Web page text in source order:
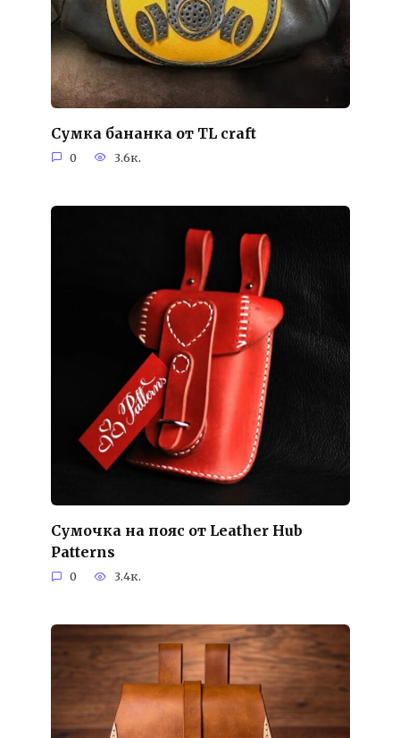
Cумка бананка от TL craft
0 3.6к.
Сумочка на пояс от Leather Hub
Patterns
0 3.4к.